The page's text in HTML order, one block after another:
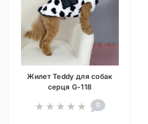
Жилет Teddy для собак
серця G-118
0